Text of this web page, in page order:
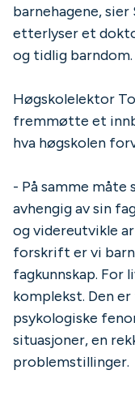
barnehagene,
etterlyser et
og tidlig barndom.
Høgskolelektor
fremmøtte et
hva høgskolen
- På samme
avhengig av sin
og videreutvikle
forskrift er vi
fagkunnskap. For
komplekst. Den
psykologiske
situasjoner, en
problemstillinger.